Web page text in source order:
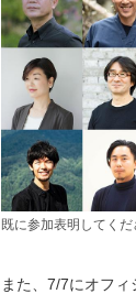
既に参加表明してく
また、7/7にオフ